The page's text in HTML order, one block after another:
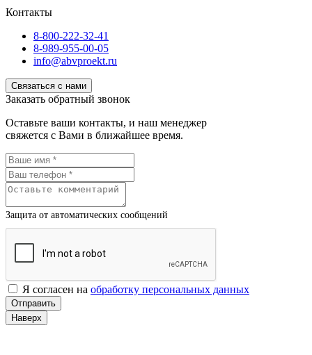
Контакты
8-800-222-32-41
8-989-955-00-05
info@abvproekt.ru
Связаться с нами
Заказать обратный звонок
Оставьте ваши контакты, и наш менеджер
свяжется с Вами в ближайшее время.
Защита от автоматических сообщений
Я согласен на обработку персональных данных
Наверх